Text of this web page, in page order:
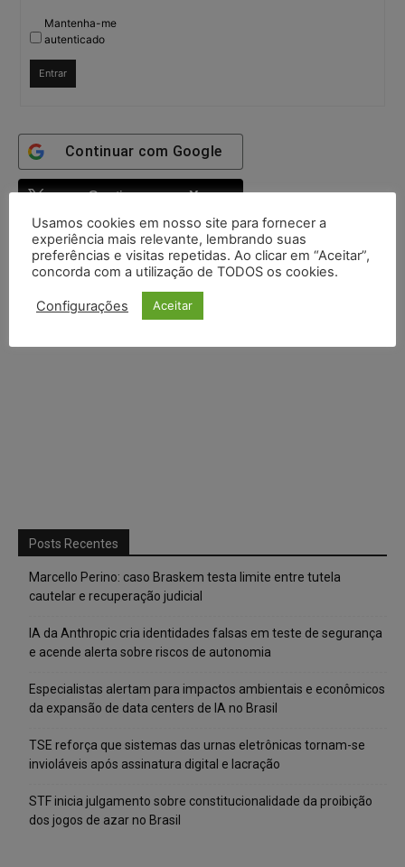
Mantenha-me
autenticado
Entrar
Continuar com Google
Continuar comX
Posts Recentes
Marcello Perino: caso Braskem testa limite entre tutela
cautelar e recuperação judicial
IA da Anthropic cria identidades falsas em teste de segurança
e acende alerta sobre riscos de autonomia
Especialistas alertam para impactos ambientais e econômicos
da expansão de data centers de IA no Brasil
TSE reforça que sistemas das urnas eletrônicas tornam-se
invioláveis após assinatura digital e lacração
STF inicia julgamento sobre constitucionalidade da proibição
dos jogos de azar no Brasil
Usamos cookies em nosso site para fornecer a
experiência mais relevante, lembrando suas
preferências e visitas repetidas. Ao clicar em “Aceitar”,
concorda com a utilização de TODOS os cookies.
Configurações Aceitar